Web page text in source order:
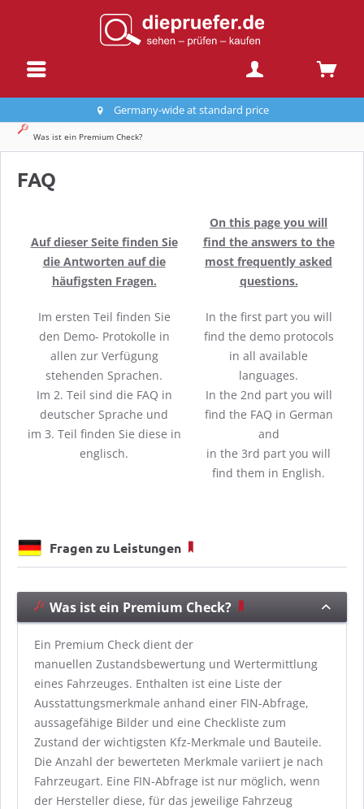
Germany-wide at standard price
Was ist ein Premium Check?
FAQ
Auf dieser Seite finden Sie
die Antworten auf die
häufigsten Fragen.
Im ersten Teil finden Sie
den Demo- Protokolle in
allen zur Verfügung
stehenden Sprachen.
Im 2. Teil sind die FAQ in
deutscher Sprache und
im 3. Teil finden Sie diese in
englisch.
On this page you will
find the answers to the
most frequently asked
questions.
In the first part you will
find the demo protocols
in all available
languages.
In the 2nd part you will
find the FAQ in German
and
in the 3rd part you will
find them in English.
Fragen zu Leistungen
Was ist ein Premium Check?
Ein Premium Check dient der
manuellen Zustandsbewertung und Wertermittlung
eines Fahrzeuges. Enthalten ist eine Liste der
Ausstattungsmerkmale anhand einer FIN-Abfrage,
aussagefähige Bilder und eine Checkliste zum
Zustand der wichtigsten Kfz-Merkmale und Bauteile.
Die Anzahl der bewerteten Merkmale variiert je nach
Fahrzeugart. Eine FIN-Abfrage ist nur möglich, wenn
der Hersteller diese, für das jeweilige Fahrzeug